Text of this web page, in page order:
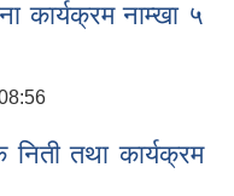
कार्यक्रम नाम्खा ५
तथा कार्यक्रम